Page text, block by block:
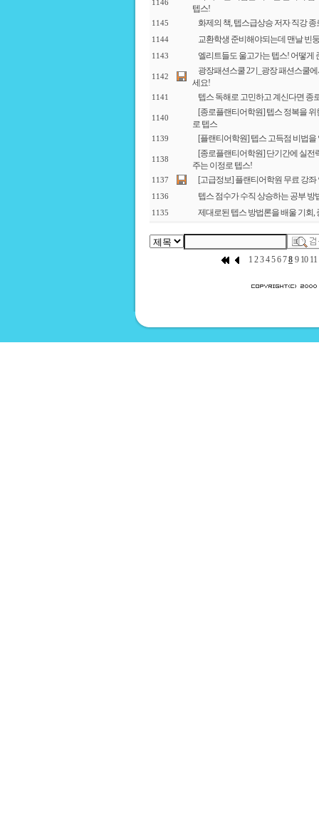
1146
텝스!
1145 화제의 책, 텝스급상승 저자 직강
1144 교환학생 준비해야되는데 맨날 빈
1143 엘리트들도 울고가는 텝스! 어떻게
1142
광장패션스쿨 2기_광장 패션스쿨
세요!
1141 텝스 독해로 고민하고 계신다면 종
1140
[종로플랜티어학원] 텝스 정복을 위
로 텝스
1139 [플랜티어학원] 텝스 고득점 비법을
1138
[종로플랜티어학원] 단기간에 실전
주는 이정로 텝스!
1137 [고급정보] 플랜티어학원 무료 강
1136 텝스 점수가 수직 상승하는 공부 방
1135 제대로된 텝스 방법론을 배울 기회,
1 2 3 4 5 6 7 8 9 10 11